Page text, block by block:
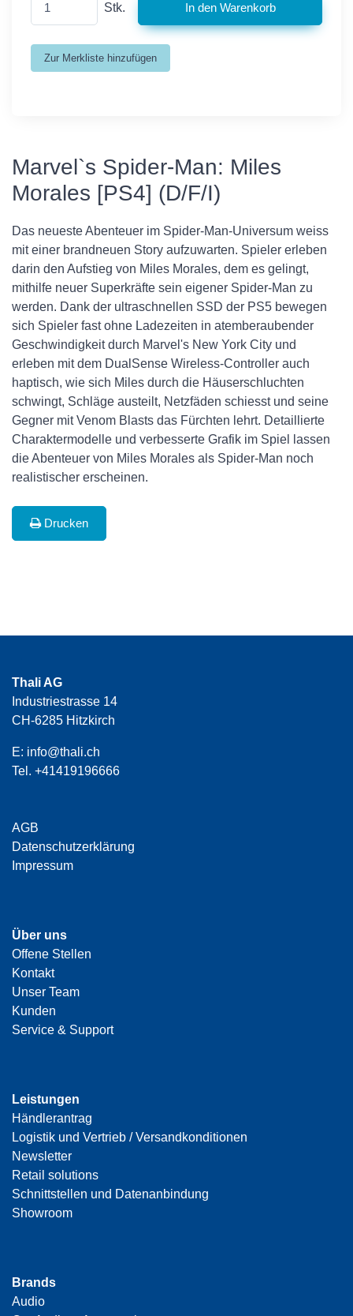
Stk.
Marvel`s Spider-Man: Miles
Morales [PS4] (D/F/I)
Das neueste Abenteuer im Spider-Man-Universum weiss
mit einer brandneuen Story aufzuwarten. Spieler erleben
darin den Aufstieg von Miles Morales, dem es gelingt,
mithilfe neuer Superkräfte sein eigener Spider-Man zu
werden. Dank der ultraschnellen SSD der PS5 bewegen
sich Spieler fast ohne Ladezeiten in atemberaubender
Geschwindigkeit durch Marvel's New York City und
erleben mit dem DualSense Wireless-Controller auch
haptisch, wie sich Miles durch die Häuserschluchten
schwingt, Schläge austeilt, Netzfäden schiesst und seine
Gegner mit Venom Blasts das Fürchten lehrt. Detaillierte
Charaktermodelle und verbesserte Grafik im Spiel lassen
die Abenteuer von Miles Morales als Spider-Man noch
realistischer erscheinen.
Drucken
Thali AG
Industriestrasse 14
CH-6285 Hitzkirch
E: info@thali.ch
Tel. +41419196666
AGB
Datenschutzerklärung
Impressum
Über uns
Offene Stellen
Kontakt
Unser Team
Kunden
Service & Support
Leistungen
Händlerantrag
Logistik und Vertrieb / Versandkonditionen
Newsletter
Retail solutions
Schnittstellen und Datenanbindung
Showroom
Brands
Audio